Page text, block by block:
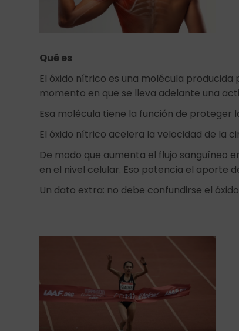
Qué es
El óxido nítrico es una molécula
momento en que se lleva adelante una
Esa molécula tiene la función de proteger
El óxido nítrico acelera la velocidad de la
De modo que aumenta el flujo sanguíneo
en el nivel celular. Eso potencia el aporte
Un dato extra: no debe confundirse el